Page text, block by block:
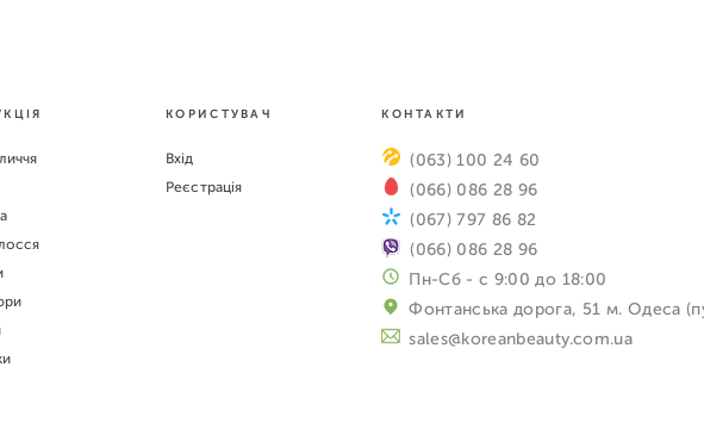
КОРИСТУВАЧ
Вхід
Реєстрація
КОНТАКТИ
(063) 100 24 60
(066) 086 28 96
(067) 797 86 82
(066) 086 28 96
Пн-Сб - с 9:00 до 18:00
Фонтанська дорога, 51 м. Одеса
sales@koreanbeauty.com.ua